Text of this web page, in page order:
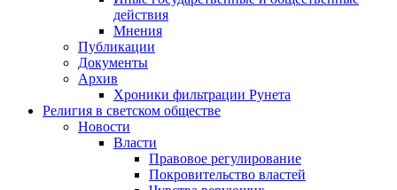
действия
Мнения
Публикации
Документы
Архив
Хроники фильтрации Рунета
Религия в светском обществе
Новости
Власти
Правовое регулирование
Покровительство властей